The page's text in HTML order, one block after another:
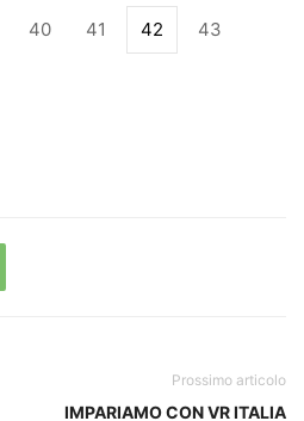
40 41 42 43
Prossimo articolo
IMPARIAMO CON VR ITALIA